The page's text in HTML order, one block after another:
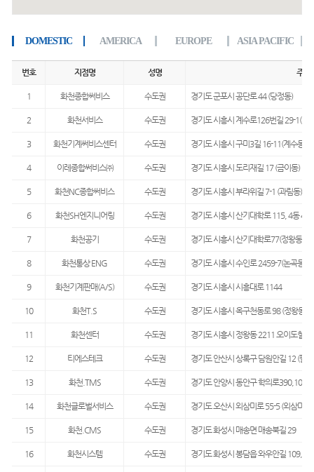
DOMESTIC AMERICA EUROPE ASIA PACIFIC
번호 지점명 성명 주소
1 화천종합써비스 수도권 경기도 군포시 공단로 44 (당정동)
2 화천서비스 수도권 경기도 시흥시 계수로126번길 29-1(계
3 화천기계써비스센터 수도권 경기도 시흥시 구미3길 16-11(계수동)
4 이레종합써비스㈜ 수도권 경기도 시흥시 도리재길 17 (금이동)
5 화천NC종합써비스 수도권 경기도 시흥시 부라위길 7-1 (과림동)
6 화천SH엔지니어링 수도권 경기도 시흥시 산기대학로 115, 4동
7 화천공기 수도권 경기도 시흥시 산기대학로77(정왕동,
8 화천통상 ENG 수도권 경기도 시흥시 수인로 2459-7(논곡동)
9 화천기계판매(A/S) 수도권 경기도 시흥시 시흥대로 1144
10 화천T.S 수도권 경기도 시흥시 옥구천동로 98 (정왕동)
11 화천센터 수도권 경기도 시흥시 정왕동 2211 오이도철
12 티에스테크 수도권 경기도 안산시 상록구 담원안길 12 (팔
13 화천.TMS 수도권 경기도 안양시 동안구 학의로390,101
14 화천글로벌서비스 수도권 경기도 오산시 외삼미로 55-5 (외삼미동)
15 화천.CMS 수도권 경기도 화성시 매송면 매송북길 29
16 화천시스템 수도권 경기도 화성시 봉담읍 와우안길 109,